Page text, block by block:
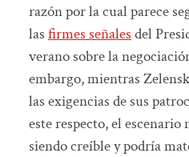
razón por la cual parece
las firmes señales del
verano sobre la
embargo, mientras
las exigencias de sus
este respecto, el
siendo creíble y podría